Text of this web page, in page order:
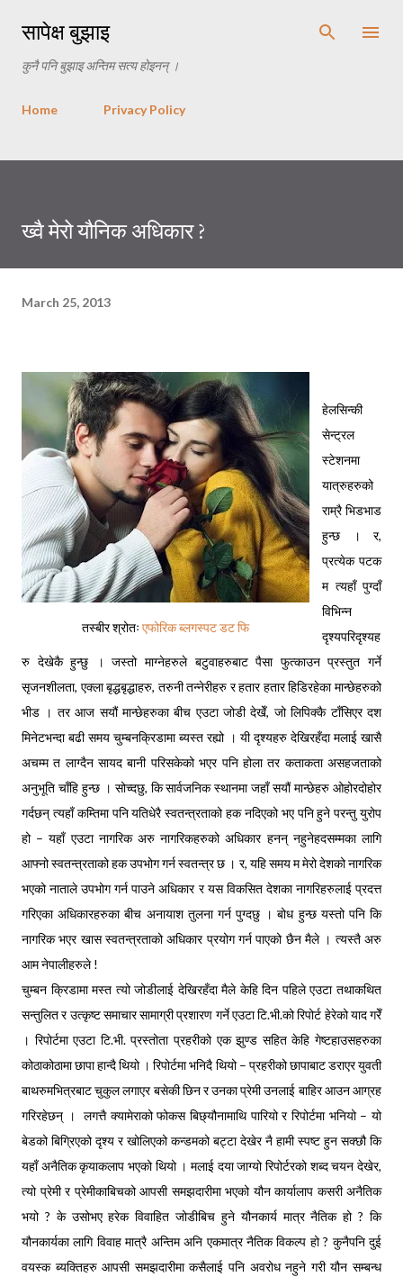
सापेक्ष बुझाइ
कुनै पनि बुझाइ अन्तिम सत्य होइनन् ।
Home Privacy Policy
ख्वै मेरो यौनिक अधिकार ?
March 25, 2013
तस्बीर श्रोतः एफोरिक ब्लगस्पट डट फि
हेलसिन्की
सेन्ट्रल
स्टेशनमा
यात्रुहरुको
राम्रै भिडभाड
हुन्छ । र,
प्रत्येक पटक
म त्यहाँ पुग्दाँ
विभिन्न
दृश्यपरिदृश्यह
रु देखेकै हुन्छु । जस्तो माग्नेहरुले बटुवाहरुबाट पैसा फुत्काउन प्रस्तुत गर्ने
सृजनशीलता, एक्ला बृद्धबृद्धाहरु, तरुनी तन्नेरीहरु र हतार हतार हिडिरहेका मान्छेहरुको
भीड । तर आज सयौं मान्छेहरुका बीच एउटा जोडी देखेँ, जो लिपिक्कै टाँसिएर दश
मिनेटभन्दा बढी समय चुम्बनक्रिडामा ब्यस्त रह्यो । यी दृश्यहरु देखिरहँदा मलाई खासै
अचम्म त लाग्दैन सायद बानी परिसकेको भएर पनि होला तर कताकता असहजताको
अनुभूति चाँहि हुन्छ । सोच्दछु, कि सार्वजनिक स्थानमा जहाँ सयौं मान्छेहरु ओहोरदोहोर
गर्दछन् त्यहाँ कम्तिमा पनि यतिधेरै स्वतन्त्रताको हक नदिएको भए पनि हुने परन्तु युरोप
हो – यहाँ एउटा नागरिक अरु नागरिकहरुको अधिकार हनन् नहुनेहदसम्मका लागि
आफ्नो स्वतन्त्रताको हक उपभोग गर्न स्वतन्त्र छ । र, यहि समय म मेरो देशको नागरिक
भएको नाताले उपभोग गर्न पाउने अधिकार र यस विकसित देशका नागरिहरुलाई प्रदत्त
गरिएका अधिकारहरुका बीच अनायाश तुलना गर्न पुग्दछु । बोध हुन्छ यस्तो पनि कि
नागरिक भएर खास स्वतन्त्रताको अधिकार प्रयोग गर्न पाएको छैन मैले । त्यस्तै अरु
आम नेपालीहरुले !
चुम्बन क्रिडामा मस्त त्यो जोडीलाई देखिरहँदा मैले केहि दिन पहिले एउटा तथाकथित
सन्तुलित र उत्कृष्ट समाचार सामाग्री प्रशारण गर्ने एउटा टि.भी.को रिपोर्ट हेरेको याद गरेँ
। रिपोर्टमा एउटा टि.भी. प्रस्तोता प्रहरीको एक झुण्ड सहित केहि गेष्टहाउसहरुका
कोठाकोठामा छापा हान्दै थियो । रिपोर्टमा भनिदै थियो – प्रहरीको छापाबाट डराएर युवती
बाथरुमभित्रबाट चुकुल लगाएर बसेकी छिन र उनका प्रेमी उनलाई बाहिर आउन आग्रह
गरिरहेछन् । लगत्तै क्यामेराको फोकस बिछ्यौनामाथि पारियो र रिपोर्टमा भनियो – यो
बेडको बिग्रिएको दृश्य र खोलिएको कन्डमको बट्टा देखेर नै हामी स्पष्ट हुन सक्छौ कि
यहाँ अनैतिक कृयाकलाप भएको थियो । मलाई दया जाग्यो रिपोर्टरको शब्द चयन देखेर,
त्यो प्रेमी र प्रेमीकाबिचको आपसी समझदारीमा भएको यौन कार्यालाप कसरी अनैतिक
भयो ? के उसोभए हरेक विवाहित जोडीबिच हुने यौनकार्य मात्र नैतिक हो ? कि
यौनकार्यका लागि विवाह मात्रै अन्तिम अनि एकमात्र नैतिक विकल्प हो ? कुनैपनि दुई
वयस्क ब्यक्तिहरु आपसी समझदारीमा कसैलाई पनि अवरोध नहुने गरी यौन सम्बन्ध